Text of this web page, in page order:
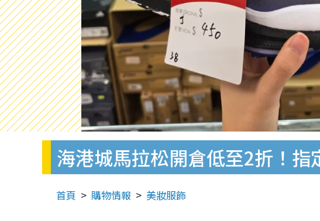
海港城馬拉松開倉低至2折！
首頁 購物情報 美妝服飾